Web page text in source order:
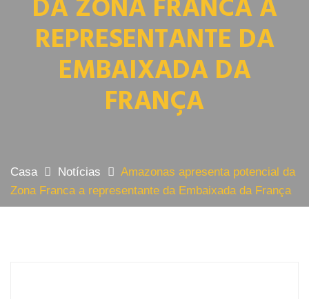
DA ZONA FRANCA A
REPRESENTANTE DA
EMBAIXADA DA
FRANÇA
Casa Notícias
Amazonas apresenta potencial da
Zona Franca a representante da Embaixada da França